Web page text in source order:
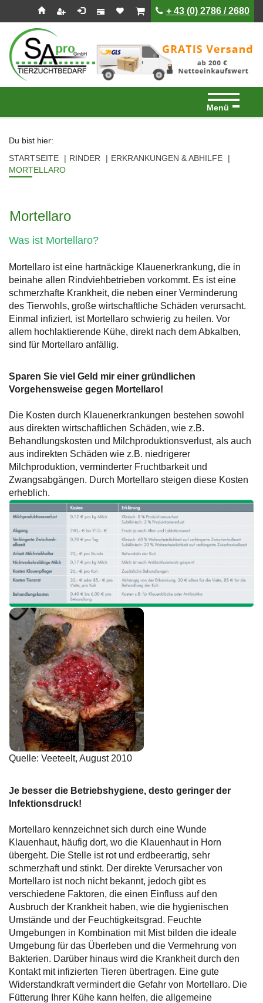
Seitenebreiche:
ist leerist leer+ 43 (0) 2786 / 2680
Menü
Du bist hier:
STARTSEITE
RINDER
ERKRANKUNGEN & ABHILFE
MORTELLARO
Mortellaro
Was ist Mortellaro?
Mortellaro ist eine hartnäckige Klauenerkrankung, die in
beinahe allen Rindviehbetrieben vorkommt. Es ist eine
schmerzhafte Krankheit, die neben einer Verminderung
des Tierwohls, große wirtschaftliche Schäden verursacht.
Einmal infiziert, ist Mortellaro schwierig zu heilen. Vor
allem hochlaktierende Kühe, direkt nach dem Abkalben,
sind für Mortellaro anfällig.
Sparen Sie viel Geld mir einer gründlichen
Vorgehensweise gegen Mortellaro!
Die Kosten durch Klauenerkrankungen bestehen sowohl
aus direkten wirtschaftlichen Schäden, wie z.B.
Behandlungskosten und Milchproduktionsverlust, als auch
aus indirekten Schäden wie z.B. niedrigerer
Milchproduktion, verminderter Fruchtbarkeit und
Zwangsabgängen. Durch Mortellaro steigen diese Kosten
erheblich.
Quelle: Veeteelt, August 2010
Je besser die Betriebshygiene, desto geringer der
Infektionsdruck!
Mortellaro kennzeichnet sich durch eine Wunde
Klauenhaut, häufig dort, wo die Klauenhaut in Horn
übergeht. Die Stelle ist rot und erdbeerartig, sehr
schmerzhaft und stinkt. Der direkte Verursacher von
Mortellaro ist noch nicht bekannt, jedoch gibt es
verschiedene Faktoren, die einen Einfluss auf den
Ausbruch der Krankheit haben, wie die hygienischen
Umstände und der Feuchtigkeitsgrad. Feuchte
Umgebungen in Kombination mit Mist bilden die ideale
Umgebung für das Überleben und die Vermehrung von
Bakterien. Darüber hinaus wird die Krankheit durch den
Kontakt mit infizierten Tieren übertragen. Eine gute
Widerstandkraft vermindert die Gefahr von Mortellaro. Die
Fütterung Ihrer Kühe kann helfen, die allgemeine